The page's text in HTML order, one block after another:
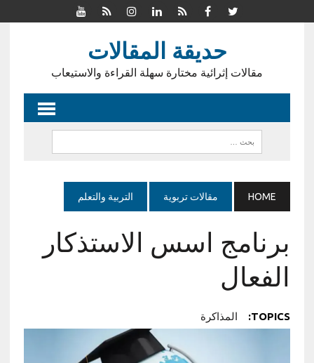
حديقة المقالات
مقالات إثرائية مختارة سهلة القراءة والاستيعاب
HOME مقالات تربوية التربية والتعلم
برنامج اسس الاستذكار
الفعال
TOPICS: المذاكرة